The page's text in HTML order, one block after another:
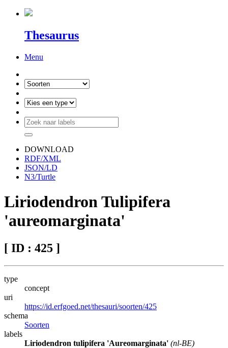
Thesaurus
Menu
DOWNLOAD
RDF/XML
JSON/LD
N3/Turtle
Liriodendron Tulipifera
'aureomarginata'
[ ID : 425 ]
type
concept
uri
https://id.erfgoed.net/thesauri/soorten/425
schema
Soorten
labels
Liriodendron tulipifera 'Aureomarginata' (nl-BE)